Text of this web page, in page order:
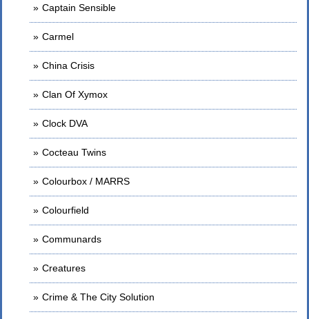
Captain Sensible
Carmel
China Crisis
Clan Of Xymox
Clock DVA
Cocteau Twins
Colourbox / MARRS
Colourfield
Communards
Creatures
Crime & The City Solution